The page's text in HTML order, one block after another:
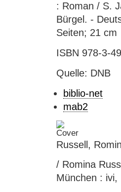
: Roman / S.
Bürgel. -
Seiten; 21 cm
ISBN 978-3-
Quelle: DNB
biblio-net
mab2
Russell,
/ Romina
München :